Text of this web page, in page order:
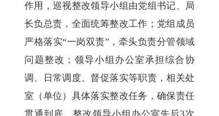
作用，巡视整改领导小组由党组书记、局
长负总责，全面统筹整改工作；党组成员
严格落实“一岗双责”，牵头负责分管领域
问题整改；领导小组办公室承担综合协
调、日常调度、督促落实等职责，相关处
室（单位）具体落实整改任务，确保责任
贯通到底。整改领导小组办公室先后3次